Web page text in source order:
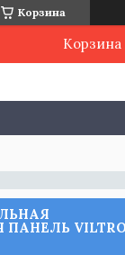
Корзина
Корзина